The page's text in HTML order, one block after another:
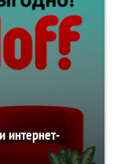
интернет-